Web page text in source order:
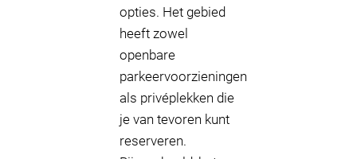
opties. Het gebied
heeft zowel
openbare
parkeervoorzieningen
als privéplekken die
je van tevoren kunt
reserveren.